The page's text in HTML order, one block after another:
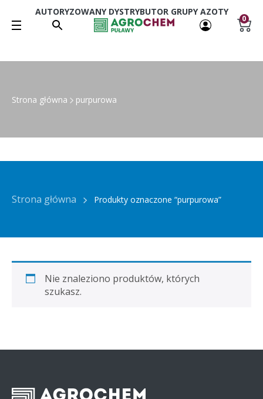
AUTORYZOWANY DYSTRYBUTOR GRUPY AZOTY
0
Strona główna purpurowa
Strona główna Produkty oznaczone “purpurowa”
Nie znaleziono produktów, których
szukasz.